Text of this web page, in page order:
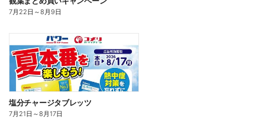
7月22日 ～8月9日
塩分チャージタブレッツ
7月21日 ～8月17日